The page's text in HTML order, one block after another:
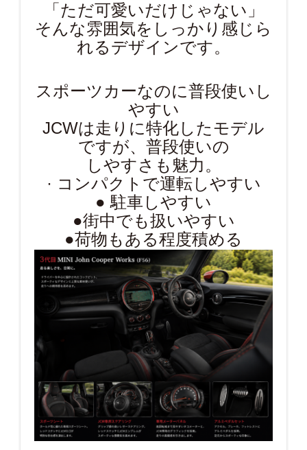
「ただ可愛いだけじゃない」
そんな雰囲気をしっかり感じら
れるデザインです。
スポーツカーなのに普段使いし
やすい
JCWは走りに特化したモデル
ですが、普段使いの
しやすさも魅力。
· コンパクトで運転しやすい
● 駐車しやすい
●街中でも扱いやすい
●荷物もある程度積める